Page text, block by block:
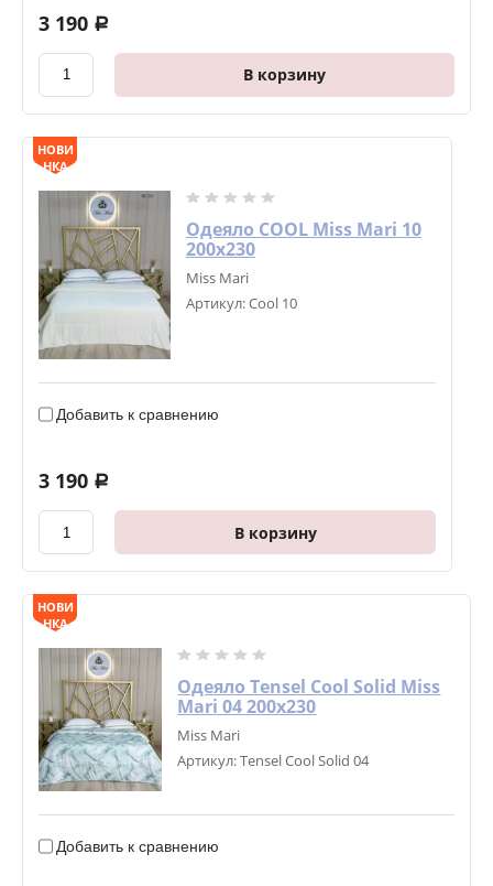
3 190 a
В корзину
НОВИ
НКА
Одеяло COOL Miss Mari 10
200х230
Miss Mari
Артикул:Cool 10
Добавить к сравнению
3 190 a
В корзину
НОВИ
НКА
Одеяло Tensel Cool Solid Miss
Mari 04 200х230
Miss Mari
Артикул:Tensel Cool Solid 04
Добавить к сравнению